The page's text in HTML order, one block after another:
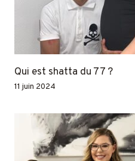
Qui est shatta du 77 ?
11 juin 2024